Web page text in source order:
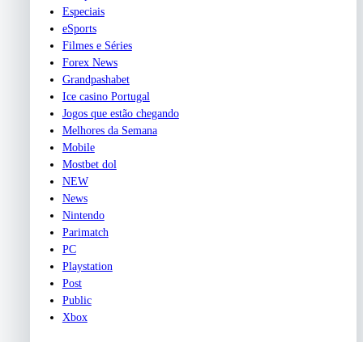
Especiais
eSports
Filmes e Séries
Forex News
Grandpashabet
Ice casino Portugal
Jogos que estão chegando
Melhores da Semana
Mobile
Mostbet dol
NEW
News
Nintendo
Parimatch
PC
Playstation
Post
Public
Xbox